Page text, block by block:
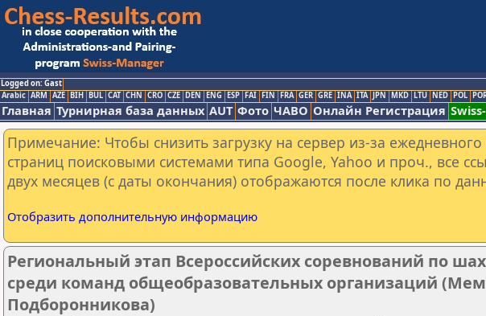
Logged on: Gast
Arabic ARM AZE BIH BUL CAT CHN CRO CZE DEN ENG ESP FAI FIN FRA GER GRE INA ITA JPN MKD LTU NED POL
Главная Турнирная база данных AUT Фото ЧАВО Онлайн Регистрация
Примечание: Чтобы снизить загрузку на сервер из-за
страниц поисковыми системами типа Google, Yahoo и проч., все
двух месяцев (с даты окончания) отображаются после клика по
Отобразить дополнительную информацию
Региональный этап Всероссийских соревнований по
среди команд общеобразовательных организаций
Подборонникова)